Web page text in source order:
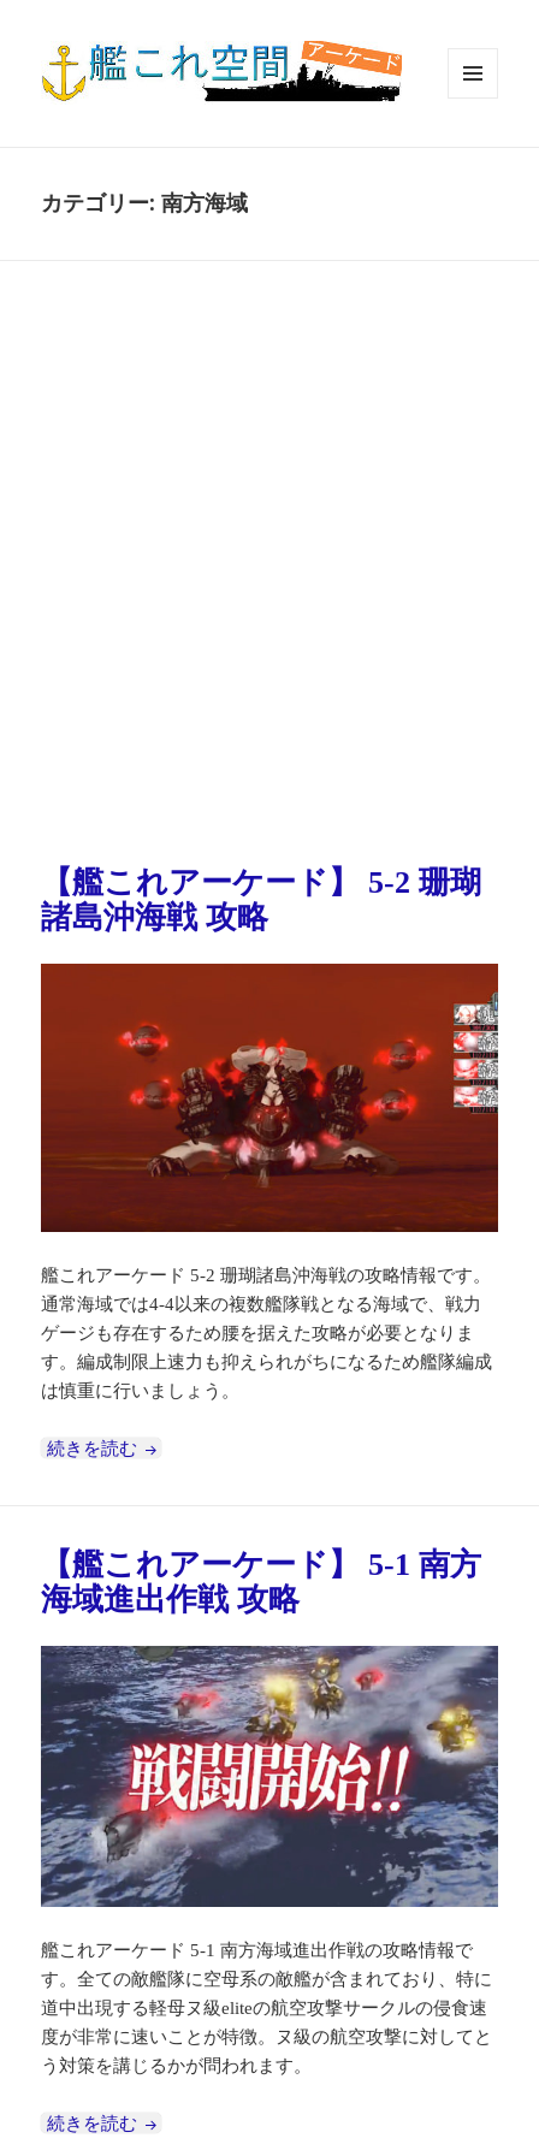
カテゴリー:南方海域
【艦これアーケード】 5-2 珊瑚
諸島沖海戦 攻略
艦これアーケード 5-2 珊瑚諸島沖海戦の攻略情報です。
通常海域では4-4以来の複数艦隊戦となる海域で、戦力
ゲージも存在するため腰を据えた攻略が必要となりま
す。編成制限上速力も抑えられがちになるため艦隊編成
は慎重に行いましょう。
続きを読む 【艦これアーケード】 5-2 珊瑚諸島沖海戦 攻略
【艦これアーケード】 5-1 南方
海域進出作戦 攻略
艦これアーケード 5-1 南方海域進出作戦の攻略情報で
す。全ての敵艦隊に空母系の敵艦が含まれており、特に
道中出現する軽母ヌ級eliteの航空攻撃サークルの侵食速
度が非常に速いことが特徴。ヌ級の航空攻撃に対してと
う対策を講じるかが問われます。
続きを読む 【艦これアーケード】 5-1 南方海域進出作戦 攻